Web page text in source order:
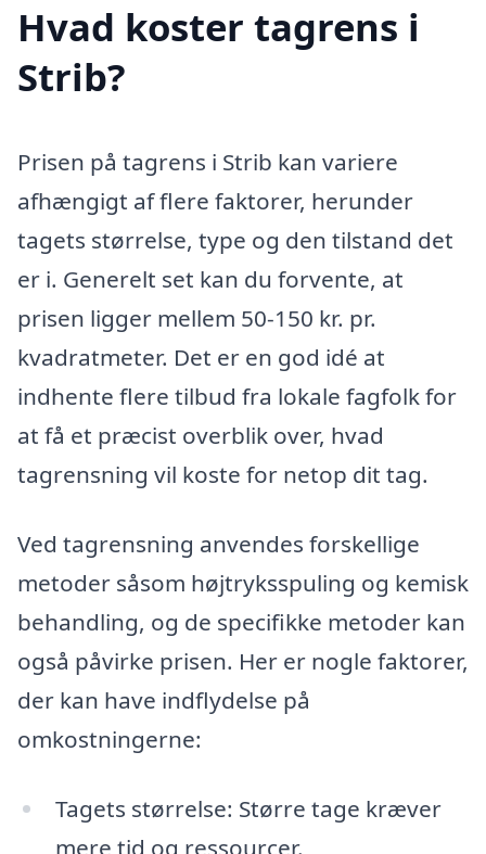
Hvad koster tagrens i
Strib?
Prisen på tagrens i Strib kan variere
afhængigt af flere faktorer, herunder
tagets størrelse, type og den tilstand det
er i. Generelt set kan du forvente, at
prisen ligger mellem 50-150 kr. pr.
kvadratmeter. Det er en god idé at
indhente flere tilbud fra lokale fagfolk for
at få et præcist overblik over, hvad
tagrensning vil koste for netop dit tag.
Ved tagrensning anvendes forskellige
metoder såsom højtryksspuling og kemisk
behandling, og de specifikke metoder kan
også påvirke prisen. Her er nogle faktorer,
der kan have indflydelse på
omkostningerne:
Tagets størrelse: Større tage kræver
mere tid og ressourcer.